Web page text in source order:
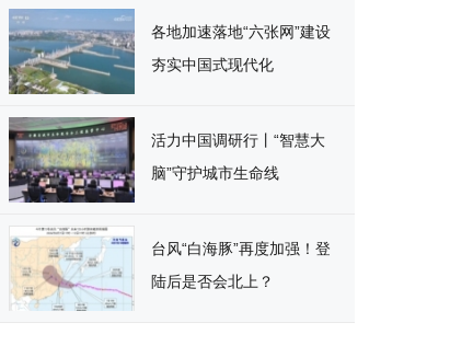
各地加速落地“六张网”建设
夯实中国式现代化
活力中国调研行丨“智慧大
脑”守护城市生命线
台风“白海豚”再度加强！登
陆后是否会北上？